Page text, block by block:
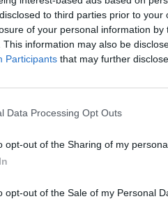
to third parties prior to
of your personal information by
This information may also be
Participants that may further
Data Processing Opt Outs
opt-out of the Sharing of my
opt-out of the Sale of my Personal
στην Ακαδημία του
ομάδων. Εφέτος
της ανδρικής ομάδας.
και Νέων.